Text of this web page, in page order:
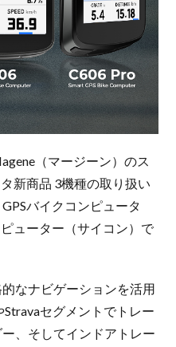
（マージーン）のス
新商品 3機種の取り扱い
バイクコンピュータ
ューター（サイコン）で
なナビゲーションを活用
セグメントでトレー
、そしてインドアトレー